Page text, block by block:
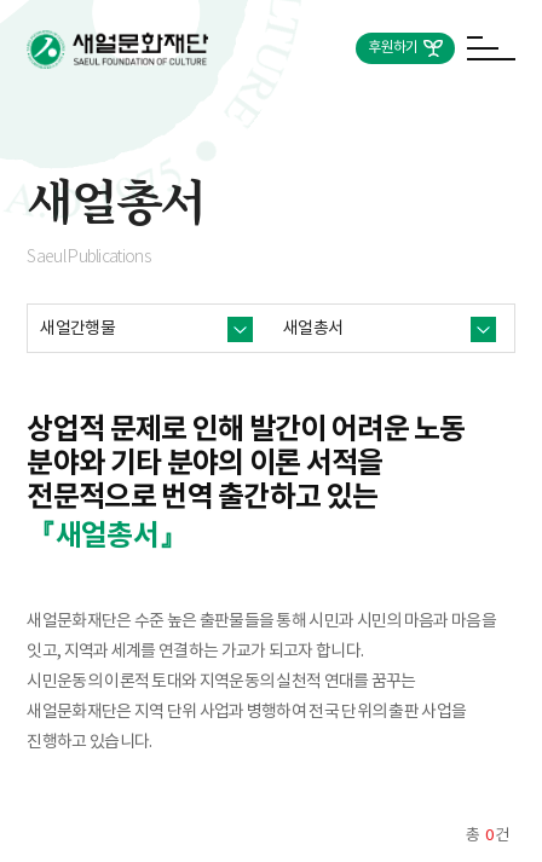
후원하기
새얼총서
Saeul Publications
새얼간행물 새얼총서
상업적 문제로 인해 발간이 어려운 노동
분야와 기타 분야의 이론 서적을
전문적으로 번역 출간하고 있는
『새얼총서』
새얼문화재단은 수준 높은 출판물들을 통해 시민과 시민의 마음과 마음을
잇고, 지역과 세계를 연결하는 가교가 되고자 합니다.
시민운동의 이론적 토대와 지역운동의 실천적 연대를 꿈꾸는
새얼문화재단은 지역 단위 사업과 병행하여 전국 단위의 출판 사업을
진행하고 있습니다.
총 0건